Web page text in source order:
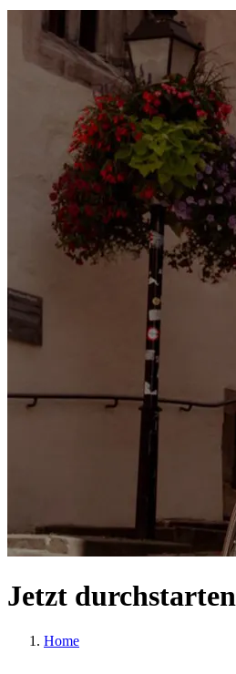
Jetzt durchstarten
Home